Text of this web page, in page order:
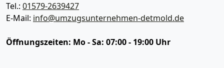
Tel.: 01579-2639427
E-Mail: info@umzugsunternehmen-detmold.de
Öffnungszeiten: Mo - Sa: 07:00 - 19:00 Uhr